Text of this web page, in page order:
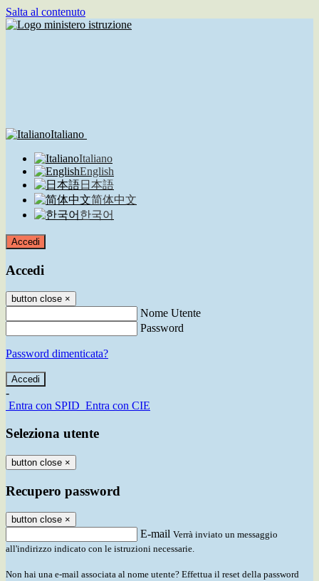
Salta al contenuto
Italiano
Italiano
English
日本語
简体中文
한국어
Accedi
Accedi
button close ×
Nome Utente
Password
Password dimenticata?
-
Entra con SPID Entra con CIE
Seleziona utente
button close ×
Recupero password
button close ×
E-mail Verrà inviato un messaggio
all'indirizzo indicato con le istruzioni necessarie.
Non hai una e-mail associata al nome utente? Effettua il reset della password